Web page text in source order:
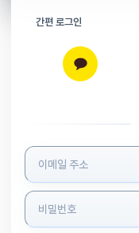
간편 로그인
로그인 정보 입력